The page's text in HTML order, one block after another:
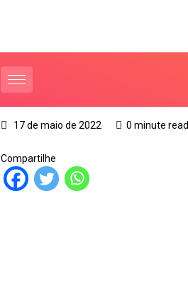
17 de maio de 2022 0 minute read
Compartilhe